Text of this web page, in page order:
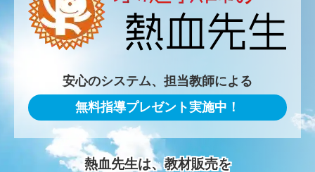
安心のシステム、担当教師による
無料指導プレゼント実施中！
熱血先生は、教材販売を